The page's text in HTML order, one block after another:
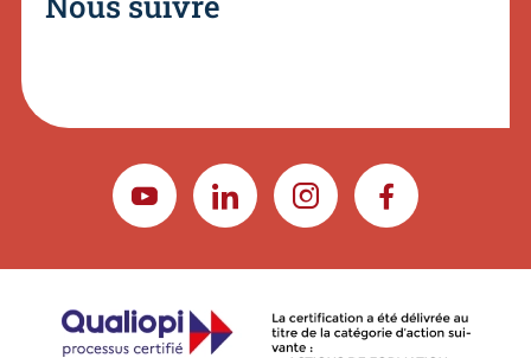
YOUTUBELINKEDININSTAGRAMFACEBOOK